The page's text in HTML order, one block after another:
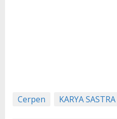
Cerpen KARYA SASTRA